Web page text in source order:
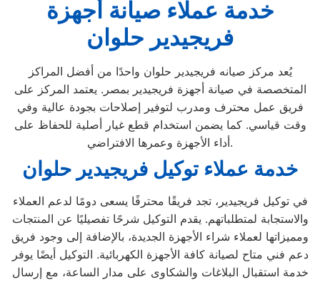
خدمة عملاء صيانة أجهزة
فريجيدير حلوان
يُعد مركز صيانه فريجيدير حلوان واحدًا من أفضل المراكز
المتخصصة في صيانة أجهزة فريجيدير بمصر. يعتمد المركز على
فريق عمل محترف ومدرب لتوفير إصلاحات بجودة عالية وفي
وقت قياسي. كما يضمن استخدام قطع غيار أصلية للحفاظ على
أداء الأجهزة وعمرها الافتراضي.
خدمة عملاء توكيل فريجيدير حلوان
في توكيل فريجيدير، تجد فريقًا محترفًا يسعى دومًا لدعم العملاء
والاستجابة لمتطلباتهم. يقدم التوكيل شرحًا تفصيليًا عن المنتجات
ومميزاتها لعملاء شراء الأجهزة الجديدة، بالإضافة إلى وجود فريق
دعم فني متاح لصيانة كافة الأجهزة الكهربائية. التوكيل أيضًا يوفر
خدمة استقبال البلاغات والشكاوى على مدار الساعة، مع إرسال